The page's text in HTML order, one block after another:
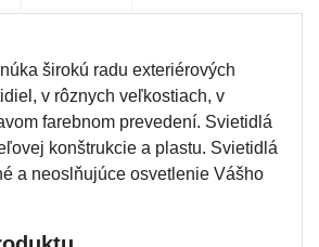
širokú radu exteriérových
v rôznych veľkostiach, v
farebnom prevedení. Svietidlá
konštrukcie a plastu. Svietidlá
a neoslňujúce osvetlenie Vášho